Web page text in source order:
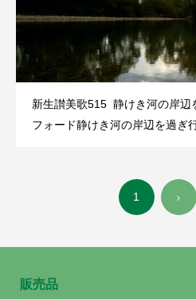
新生讃美歌515 静けき河の岸辺
フォード静けき河の岸辺を過ぎ
を歌ったものはない。然し、此
1
販売品